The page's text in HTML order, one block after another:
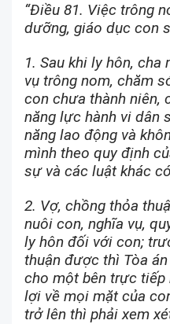
“Điều 81. Việc trông
dưỡng, giáo dục con
1. Sau khi ly hôn, cha
vụ trông nom, chăm
con chưa thành niên,
năng lực hành vi dân
năng lao động và
mình theo quy định
sự và các luật khác
2. Vợ, chồng thỏa
nuôi con, nghĩa vụ,
ly hôn đối với con;
thuận được thì Tòa
cho một bên trực
lợi về mọi mặt của
trở lên thì phải xem